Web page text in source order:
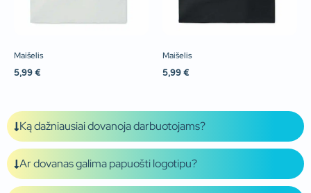
Maišelis
5,99 €
Maišelis
5,99 €
Ką dažniausiai dovanoja darbuotojams?
Ar dovanas galima papuošti logotipu?